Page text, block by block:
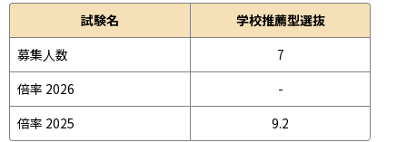
試験名
学校推薦型選抜
募集人数
7
倍率 2026
-
倍率 2025
9.2